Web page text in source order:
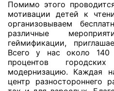
Помимо этого
мотивации детей к
организовываем
различные
геймификации,
Всего у нас около
процентов
модернизацию. Каждая
центр разностороннего